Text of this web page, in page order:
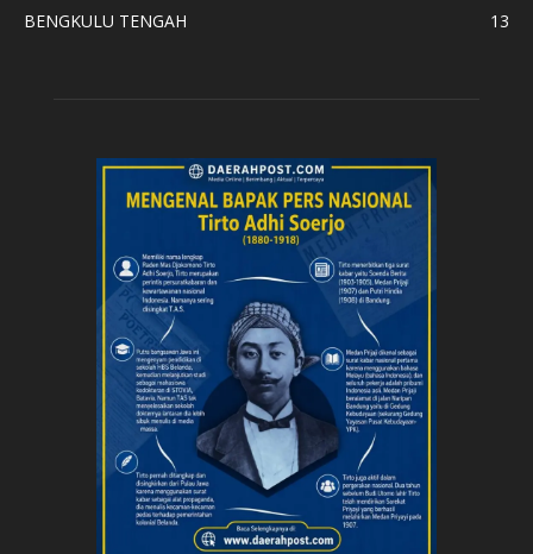
BENGKULU TENGAH
13